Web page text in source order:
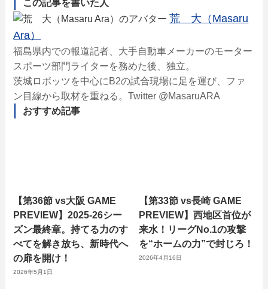
この記事を書いた人
荒 大（Masaru
Ara）
福島県内での報道記者、大手自動車メーカーのモーター
スポーツ部門ライターを務めた後、独立。
茨城ロボッツを中心にB2の試合現場に足を運び、ファ
ン目線から取材を重ねる。Twitter @MasaruARA
おすすめ記事
【第36節 vs大阪 GAME
PREVIEW】2025-26シー
ズン最終章。持てる力のす
べてを解き放ち、新時代へ
の扉を開け！
2026年5月1日
【第33節 vs長崎 GAME
PREVIEW】西地区首位が
来水！リーグNo.1の攻撃
を“ホームの力”で封じろ！
2026年4月16日